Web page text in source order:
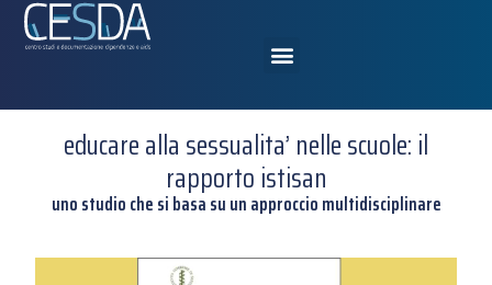
educare alla sessualita’ nelle scuole: il
rapporto istisan
uno studio che si basa su un approccio multidisciplinare